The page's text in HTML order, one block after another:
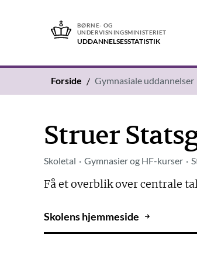
BØRNE- OG
UNDERVISNINGSMINISTERIET
UDDANNELSES­STATISTIK
Forside Gymnasiale uddannelser
Struer
Skoletal Gymnasier og HF-kurser
Få et overblik over centrale
Skolens hjemmeside